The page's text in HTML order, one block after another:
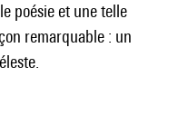
poésie et une telle
remarquable : un